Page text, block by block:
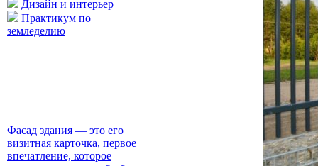
Дизайн и интерьер
Практикум по
земледелию
Фасад здания — это его
визитная карточка, первое
впечатление, которое